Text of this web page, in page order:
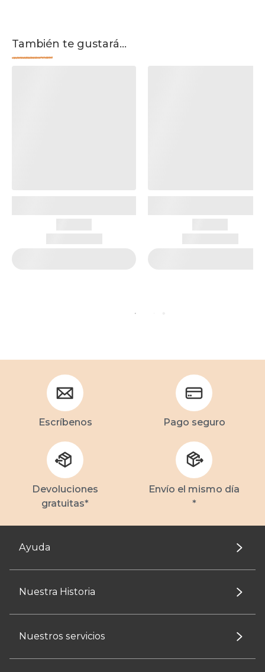
También te gustará...
Escríbenos Pago seguro
Devoluciones
gratuitas*
Envío el mismo día
*
Ayuda
Nuestra Historia
Nuestros servicios